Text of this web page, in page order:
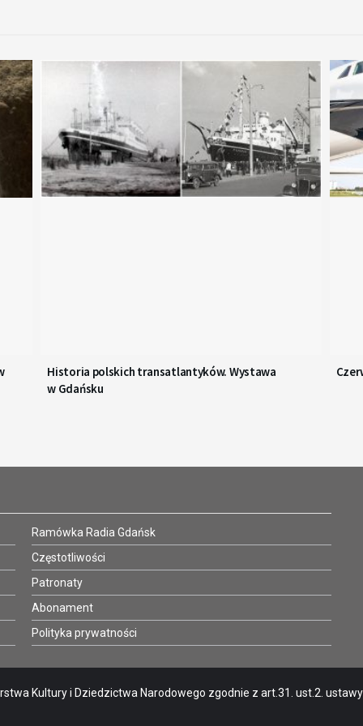
Historia polskich transatlantyków. Wystawa
w Gdańsku
Ramówka Radia Gdańsk
Częstotliwości
Patronaty
Abonament
Polityka prywatności
Kultury i Dziedzictwa Narodowego zgodnie z art.31. ust.2.